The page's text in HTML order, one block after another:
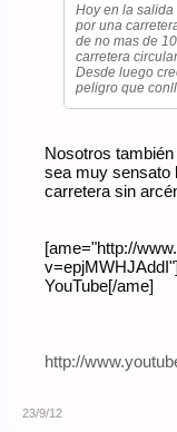
Hoy en la
por una
de no mas de
carretera
Desde luego
peligro que
Nosotros
sea muy sensato
carretera sin
[ame="http://
YouTube[/ame]
http://
23/9/12